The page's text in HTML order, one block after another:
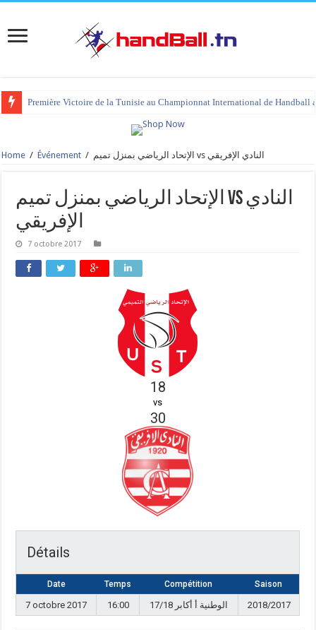
Première Victoire de la Tunisie au Championnat International de Handball
Home / Événement / الإتحاد الرياضي بمنزل تميم vs النادي الإفريقي
الإتحاد الرياضي بمنزل تميم vs النادي
الإفريقي
7 octobre 2017
18
vs
30
Détails
Date Temps Compétition Saison
7 octobre 2017 16:00 الوطنية أ أكابر 17/18 2018/2017